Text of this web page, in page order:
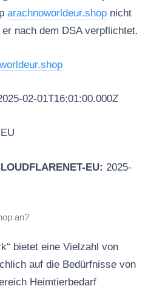
arachnoworldeur.shopnicht
nach dem DSA verpflichtet.
02-01T16:01:00.000Z
EU: 2025-
an?
bietet eine Vielzahl von
auf die Bedürfnisse von
Heimtierbedarf